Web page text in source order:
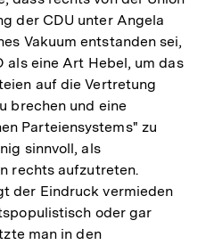
der CDU unter Angela
Vakuum entstanden sei,
eine Art Hebel, um das
auf die Vertretung
brechen und eine
Parteiensystems" zu
sinnvoll, als
rechts aufzutreten.
der Eindruck vermieden
oder gar
man in den